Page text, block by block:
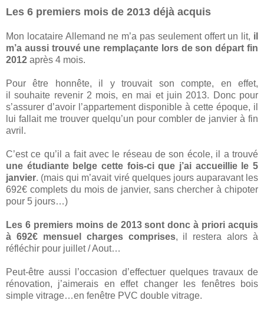
Les 6 premiers mois de 2013 déjà acquis
Mon locataire Allemand ne m’a pas seulement offert un lit, il
m’a aussi trouvé une remplaçante lors de son départ fin
2012 après 4 mois.
Pour être honnête, il y trouvait son compte, en effet,
il souhaite revenir 2 mois, en mai et juin 2013. Donc pour
s’assurer d’avoir l’appartement disponible à cette époque, il
lui fallait me trouver quelqu’un pour combler de janvier à fin
avril.
C’est ce qu’il a fait avec le réseau de son école, il a trouvé
une étudiante belge cette fois-ci que j’ai accueillie le 5
janvier. (mais qui m’avait viré quelques jours auparavant les
692€ complets du mois de janvier, sans chercher à chipoter
pour 5 jours…)
Les 6 premiers moins de 2013 sont donc à priori acquis
à 692€ mensuel charges comprises, il restera alors à
réfléchir pour juillet / Aout…
Peut-être aussi l’occasion d’effectuer quelques travaux de
rénovation, j’aimerais en effet changer les fenêtres bois
simple vitrage…en fenêtre PVC double vitrage.